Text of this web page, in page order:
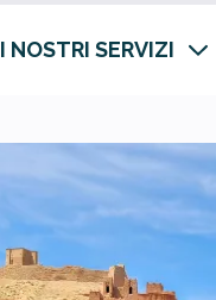
I NOSTRI SERVIZI